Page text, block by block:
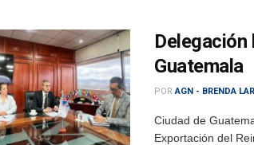
Guatemala
POR AGN - BRENDA
Ciudad de
Exportación del